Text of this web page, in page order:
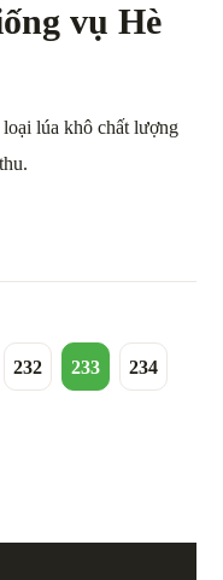
vụ Hè
lúa khô chất lượng
232 233 234